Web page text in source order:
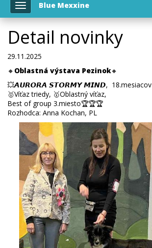
Toggle
navigation
Blue Mexxine
Detail novinky
29.11.2025
🔸 Oblastná výstava Pezinok🔸
💥𝘼𝙐𝙍𝙊𝙍𝘼 𝙎𝙏𝙊𝙍𝙈𝙔 𝙈𝙄𝙉𝘿, 18.mesiacov
🥇Víťaz triedy, 🥇Oblastný víťaz,
Best of group 3.miesto🏆🏆🏆
Rozhodca: Anna Kochan, PL